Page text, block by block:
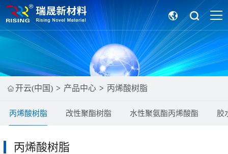
开云(中国) 产品中心 丙烯酸树脂
丙烯酸树脂 改性聚酯树脂 水性聚氨酯丙烯酸酯 胶
丙烯酸树脂